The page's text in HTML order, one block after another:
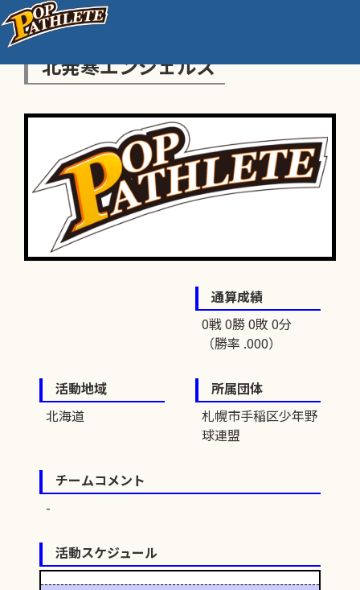
北発寒エンジェルス
通算成績
0戦 0勝 0敗 0分
（勝率 .000）
活動地域
北海道
所属団体
札幌市手稲区少年野
球連盟
チームコメント
活動スケジュール